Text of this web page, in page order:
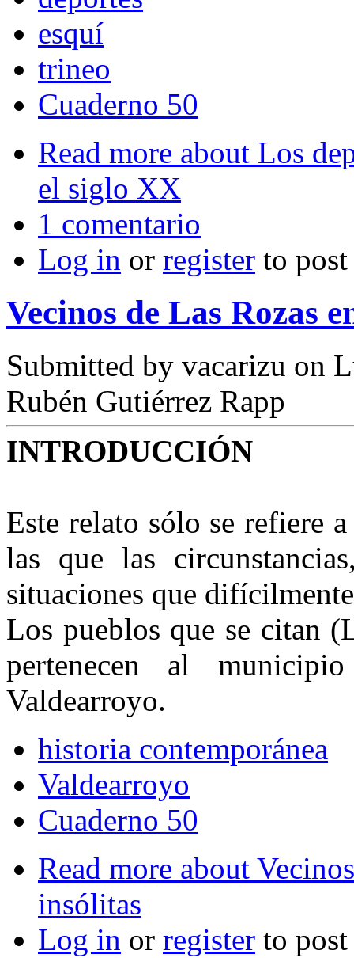
esquí
trineo
Cuaderno 50
Read more about Los
el siglo XX
1 comentario
Log in or register to
Vecinos de Las Rozas
Submitted by vacarizu on
Rubén Gutiérrez Rapp
INTRODUCCIÓN
Este relato sólo se refiere
las que las
situaciones que
Los pueblos que se citan
pertenecen al
Valdearroyo.
historia contemporánea
Valdearroyo
Cuaderno 50
Read more about
insólitas
Log in or register to